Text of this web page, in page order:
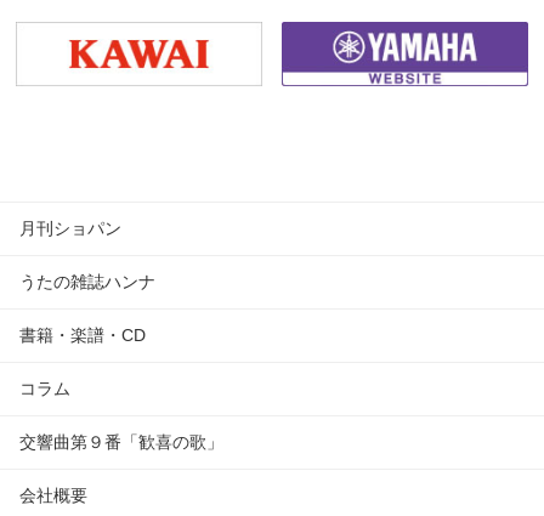
月刊ショパン
うたの雑誌ハンナ
書籍・楽譜・CD
コラム
交響曲第９番「歓喜の歌」
会社概要